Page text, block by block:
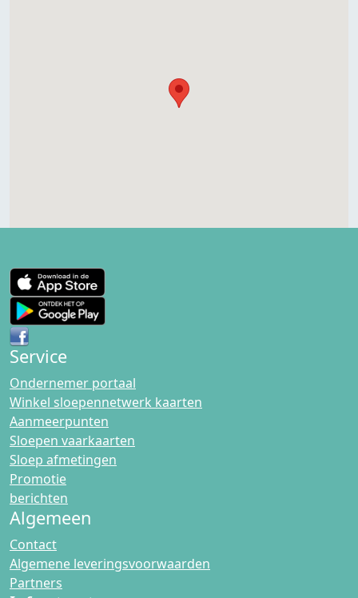
Service
Ondernemer portaal
Winkel sloepennetwerk kaarten
Aanmeerpunten
Sloepen vaarkaarten
Sloep afmetingen
Promotie
berichten
Algemeen
Contact
Algemene leveringsvoorwaarden
Partners